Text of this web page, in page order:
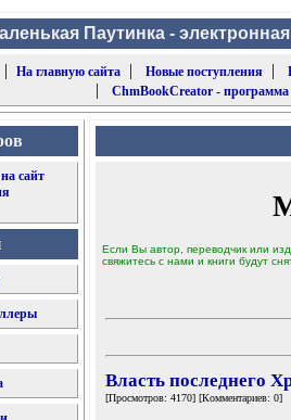
Паутинка -
|
На главную сайта| Новые поступления |
| ChmBookCreator -
сайт
Если Вы автор, переводчик или
свяжитесь с нами и книги будут
Власть последнего
[Просмотров: 4170] [Комментариев: 0]